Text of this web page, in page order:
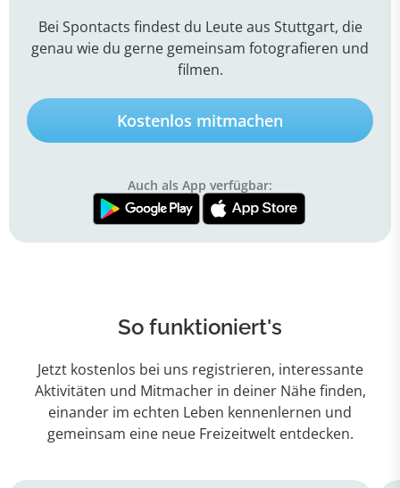
Bei Spontacts findest du Leute aus Stuttgart, die
genau wie du gerne gemeinsam fotografieren und
filmen.
Kostenlos mitmachen
Auch als App verfügbar:
So funktioniert's
Jetzt kostenlos bei uns registrieren, interessante
Aktivitäten und Mitmacher in deiner Nähe finden,
einander im echten Leben kennenlernen und
gemeinsam eine neue Freizeitwelt entdecken.